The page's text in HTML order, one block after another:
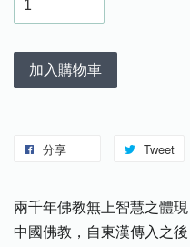
加入購物車
分享 Tweet
兩千年佛教無上智慧之體
中國佛教，自東漢傳入之